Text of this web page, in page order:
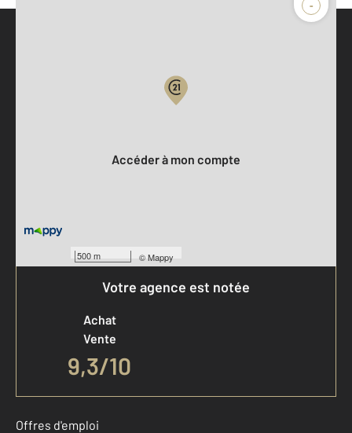
-
500 m ©Mappy
Accéder à mon compte
Votre agence est notée
Achat
Vente
9,3/10
Offres d'emploi